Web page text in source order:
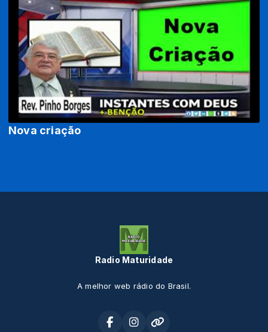
Nova criação
Radio Maturidade
A melhor web rádio do Brasil.